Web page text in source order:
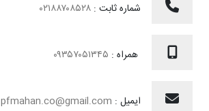
شماره ثابت :
همراه :
ایمیل : pfmahan.co@gmail.com